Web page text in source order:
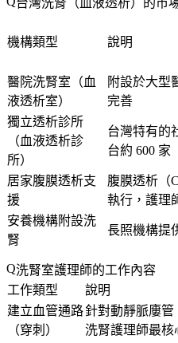
機構類型 說明
醫院洗腎室（血
液透析室）
附設於大型
完善
獨立透析診所
（血液透析診
所）
台灣特有的
台約 600 家
居家腹膜透析支
援
腹膜透析（
執行，護理
安養機構附設洗
腎
長照機構提
洗腎室護理師的工作內容
工作類型
說明
建立血管通路
（穿刺）
針對動靜脈廔
洗腎護理師最核